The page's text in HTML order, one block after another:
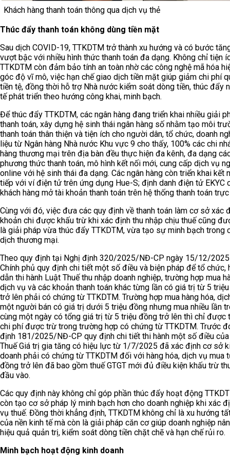
Khách hàng thanh toán thông qua dịch vụ thẻ
Thúc đẩy thanh toán không dùng tiền mặt
Sau dịch COVID-19, TTKDTM trở thành xu hướng và có bước
vượt bậc với nhiều hình thức thanh toán đa dạng. Không chỉ tiện
TTKDTM còn đảm bảo tính an toàn nhờ các công nghệ mã hóa
góc độ vĩ mô, việc hạn chế giao dịch tiền mặt giúp giảm chi phí
tiền tệ, đồng thời hỗ trợ Nhà nước kiểm soát dòng tiền, thúc đẩy
tế phát triển theo hướng công khai, minh bạch.
Để thúc đẩy TTKDTM, các ngân hàng đang triển khai nhiều giải
thanh toán, xây dựng hệ sinh thái ngân hàng số nhằm tạo môi
thanh toán thân thiện và tiện ích cho người dân, tổ chức, doanh
liệu từ Ngân hàng Nhà nước Khu vực 9 cho thấy, 100% các chi
hàng thương mại trên địa bàn đều thực hiện đa kênh, đa dạng
phương thức thanh toán, mô hình kết nối mới, cung cấp dịch vụ
online với hệ sinh thái đa dạng. Các ngân hàng còn triển khai kết
tiếp với ví điện tử trên ứng dụng Hue-S; định danh điện tử EKYC
khách hàng mở tài khoản thanh toán trên hệ thống thanh toán
Cùng với đó, việc đưa các quy định về thanh toán làm cơ sở xác
khoản chi được khấu trừ khi xác định thu nhập chịu thuế cũng
là giải pháp vừa thúc đẩy TTKDTM, vừa tạo sự minh bạch trong
dịch thương mại.
Theo quy định tại Nghị định 320/2025/NĐ-CP ngày 15/12/
Chính phủ quy định chi tiết một số điều và biện pháp để tổ chức,
dẫn thi hành Luật Thuế thu nhập doanh nghiệp, trường hợp mua
dịch vụ và các khoản thanh toán khác từng lần có giá trị từ 5
trở lên phải có chứng từ TTKDTM. Trường hợp mua hàng hóa,
một người bán có giá trị dưới 5 triệu đồng nhưng mua nhiều lần
cùng một ngày có tổng giá trị từ 5 triệu đồng trở lên thì chỉ được
chi phí được trừ trong trường hợp có chứng từ TTKDTM. Trước
định 181/2025/NĐ-CP quy định chi tiết thi hành một số điều
Thuế Giá trị gia tăng có hiệu lực từ 1/7/2025 đã xác định cơ sở
doanh phải có chứng từ TTKDTM đối với hàng hóa, dịch vụ mua
đồng trở lên đã bao gồm thuế GTGT mới đủ điều kiện khấu trừ
đầu vào.
Các quy định này không chỉ góp phần thúc đẩy hoạt động
còn tạo cơ sở pháp lý minh bạch hơn cho doanh nghiệp khi xác
vụ thuế. Đồng thời khẳng định, TTKDTM không chỉ là xu hướng
của nền kinh tế mà còn là giải pháp căn cơ giúp doanh nghiệp
hiệu quả quản trị, kiểm soát dòng tiền chặt chẽ và hạn chế rủi ro.
Minh bạch hoạt động kinh doanh